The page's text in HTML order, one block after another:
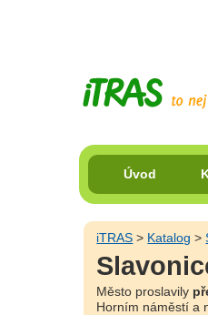
Úvod
iTRAS > Katalog >
Město proslavily
Horním náměstí a